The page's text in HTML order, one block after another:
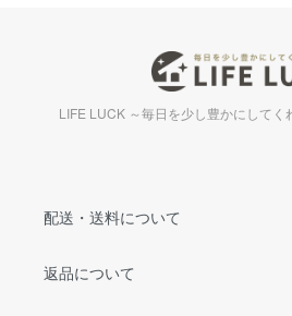
LIFE LUCK ～毎日を少し豊かにしてく
配送・送料について
返品について